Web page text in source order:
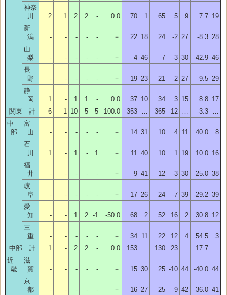
神奈
川
2 1 2 2 - 0.0 70 1 65 5 9 7.7 19
新
潟
- - - - - － 22 18 24 -2 27 -8.3 28
山
梨
- - - - - － 4 46 7 -3 30 -42.9 46
長
野
- - - - - － 19 23 21 -2 27 -9.5 29
静
岡
1 - 1 1 - 0.0 37 10 34 3 15 8.8 17
関東 計
6 1 10 5 5 100.0 353 … 365 -12 … -3.3 …
中
部
富
山
- - - - - － 14 31 10 4 11 40.0
8
石
川
1 - 1 - 1 － 11 40 10 1 19 10.0 16
福
井
- - - - - － 9 41 12 -3 30 -25.0 38
岐
阜
- - - - - － 17 26 24 -7 39 -29.2 39
愛
知
- - 1 2 -1 -50.0 68 2 52 16 2 30.8 12
三
重
- - - - - － 34 11 22 12 4 54.5
3
中部 計
1 - 2 2 - 0.0 153 … 130 23 … 17.7 …
近
畿
滋
賀
- - - - - － 15 30 25 -10 44 -40.0 44
京
都
- - - - - － 16 27 25 -9 42 -36.0 41